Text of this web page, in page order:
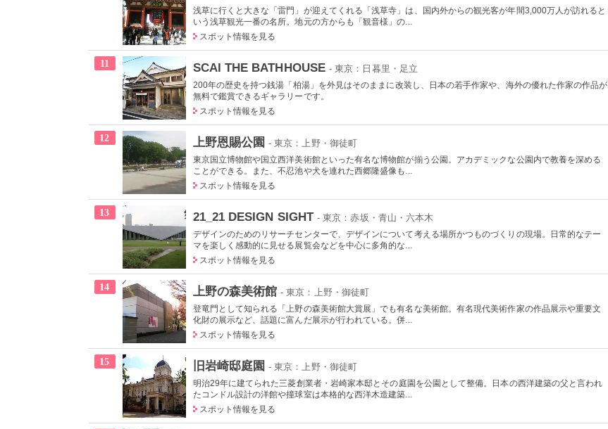
浅草に行くと大きな「雷門」が迎えてくれる「浅草寺」は、国内外からの観光客が年間3,000万人が訪れると
いう浅草観光一番の名所。地元の方からも「観音様」の...
スポット情報を見る
11 SCAI THE BATHHOUSE - 東京：日暮里・足立
200年の歴史を持つ銭湯「柏湯」を外見はそのままに改装し、日本の若手作家や、海外の優れた作家の作品が
無料で鑑賞できるギャラリーです。
スポット情報を見る
12 上野恩賜公園 - 東京：上野・御徒町
東京国立博物館や国立西洋美術館といった有名な博物館が揃う公園。アカデミックな公園内で教養を深める
ことができる。また、不忍池や犬を連れた西郷隆盛像も...
スポット情報を見る
13 21_21 DESIGN SIGHT - 東京：赤坂・青山・六本木
デザインのためのリサーチセンターで、デザインについて考える場所かつものづくりの現場。日常的なテー
マを楽しく感動的に見せる展覧会などを中心に多角的な...
スポット情報を見る
14 上野の森美術館 - 東京：上野・御徒町
登竜門として知られる「上野の森美術館大賞展」でも有名な美術館。有名現代美術作家の作品展示や重要文
化財の展示など、話題に富んだ展示が行われている。併...
スポット情報を見る
15 旧岩崎邸庭園 - 東京：上野・御徒町
明治29年に建てられた三菱創業者・岩崎家本邸とその庭園を公園として整備。日本の西洋建築の父と言われ
たコンドル設計の洋館や撞球室は本格的な西洋木造建築...
スポット情報を見る